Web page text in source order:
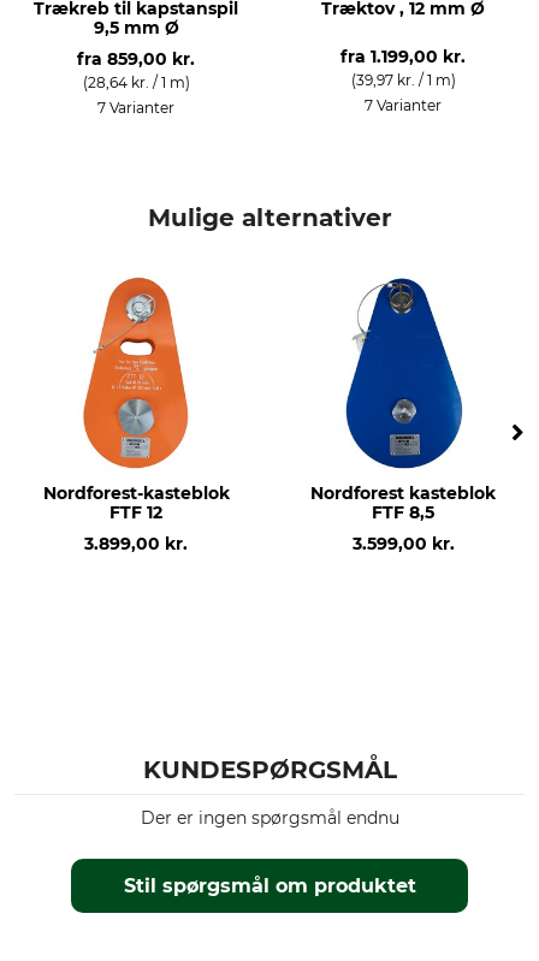
Trækreb til kapstanspil
9,5 mm Ø
fra 859,00 kr.
(28,64 kr. / 1 m)
7 Varianter
Træktov , 12 mm Ø
fra 1.199,00 kr.
(39,97 kr. / 1 m)
7 Varianter
Mulige alternativer
Nordforest-kasteblok
FTF 12
3.899,00 kr.
Nordforest kasteblok
FTF 8,5
3.599,00 kr.
KUNDESPØRGSMÅL
Stil spørgsmål om produktet
Der er ingen spørgsmål endnu